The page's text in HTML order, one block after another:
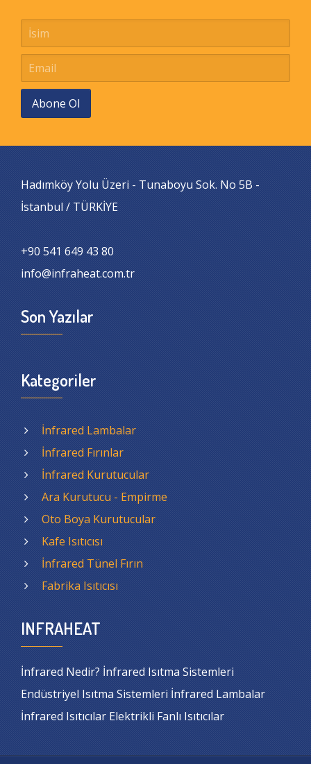
Abone Ol
Hadımköy Yolu Üzeri - Tunaboyu Sok. No 5B -
İstanbul / TÜRKİYE
+90 541 649 43 80
info@infraheat.com.tr
Son Yazılar
Kategoriler
İnfrared Lambalar
İnfrared Fırınlar
İnfrared Kurutucular
Ara Kurutucu - Empirme
Oto Boya Kurutucular
Kafe Isıtıcısı
İnfrared Tünel Fırın
Fabrika Isıtıcısı
INFRAHEAT
İnfrared Nedir? İnfrared Isıtma Sistemleri
Endüstriyel Isıtma Sistemleri İnfrared Lambalar
İnfrared Isıtıcılar Elektrikli Fanlı Isıtıcılar